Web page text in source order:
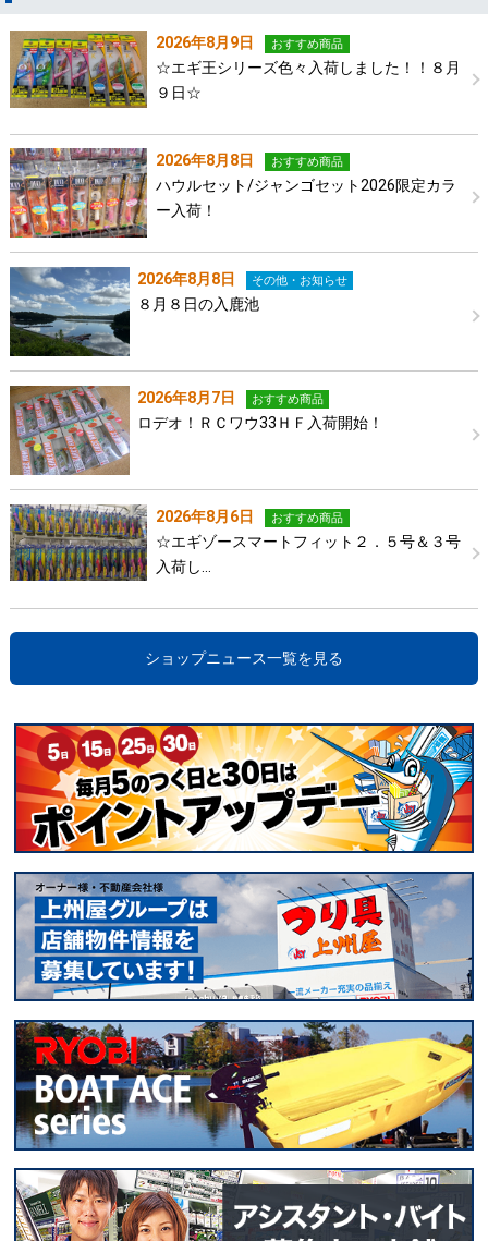
2026年8月9日 おすすめ商品
☆エギ王シリーズ色々入荷しました！！８月
９日☆
2026年8月8日 おすすめ商品
ハウルセット/ジャンゴセット2026限定カラ
ー入荷！
2026年8月8日 その他・お知らせ
８月８日の入鹿池
2026年8月7日 おすすめ商品
ロデオ！ＲＣワウ33ＨＦ入荷開始！
2026年8月6日 おすすめ商品
☆エギゾースマートフィット２．５号＆３号
入荷し…
ショップニュース一覧を見る